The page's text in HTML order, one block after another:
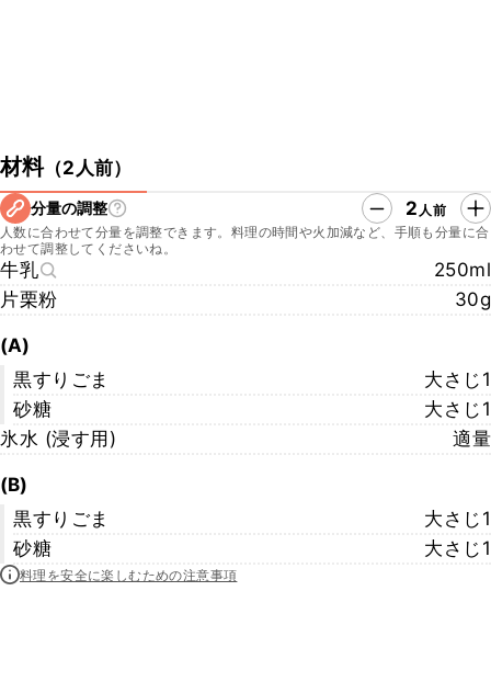
材料（2人前）
分量の調整 2 人前
人数に合わせて分量を調整できます。料理の時間や火加減など、手順も分量に合
わせて調整してくださいね。
牛乳
250ml
片栗粉
30g
(A)
黒すりごま
大さじ1
砂糖
大さじ1
氷水 (浸す用)
適量
(B)
黒すりごま
大さじ1
砂糖
大さじ1
料理を安全に楽しむための注意事項